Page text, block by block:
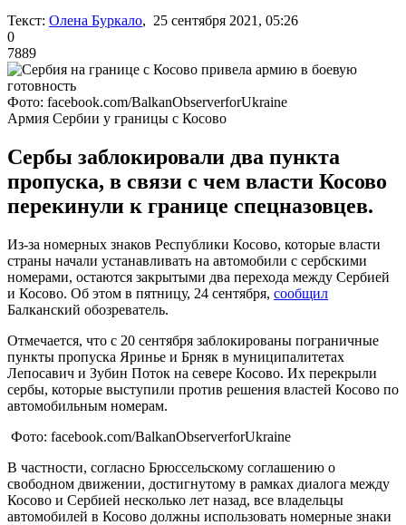
Текст: Олена Буркало, 25 сентября 2021, 05:26
0
7889
Фото: facebook.com/BalkanObserverforUkraine
Армия Сербии у границы с Косово
Сербы заблокировали два пункта
пропуска, в связи с чем власти Косово
перекинули к границе спецназовцев.
Из-за номерных знаков Республики Косово, которые власти
страны начали устанавливать на автомобили с сербскими
номерами, остаются закрытыми два перехода между Сербией
и Косово. Об этом в пятницу, 24 сентября, сообщил
Балканский обозреватель.
Отмечается, что с 20 сентября заблокированы пограничные
пункты пропуска Яринье и Брняк в муниципалитетах
Лепосавич и Зубин Поток на севере Косово. Их перекрыли
сербы, которые выступили против решения властей Косово по
автомобильным номерам.
Фото: facebook.com/BalkanObserverforUkraine
В частности, согласно Брюссельскому соглашению о
свободном движении, достигнутому в рамках диалога между
Косово и Сербией несколько лет назад, все владельцы
автомобилей в Косово должны использовать номерные знаки